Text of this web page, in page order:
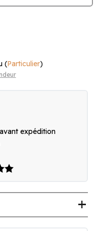
(Particulier)
expédition
add